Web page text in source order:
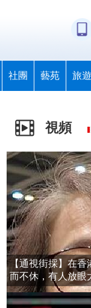
社團 藝苑 旅遊
視頻
【通視街採】在香
而不休，有人放眼